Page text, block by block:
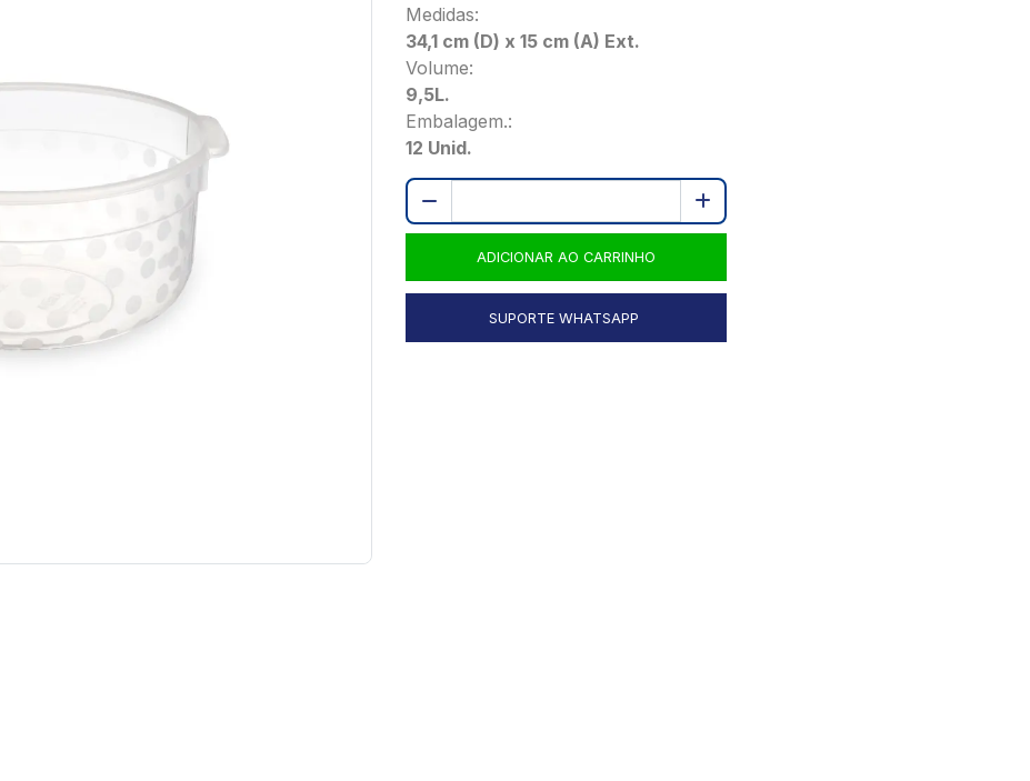
Medidas:
34,1 cm (D) x 15 cm (A) Ext.
Volume:
9,5L.
Embalagem.:
12 Unid.
ADICIONAR AO CARRINHO
SUPORTE WHATSAPP